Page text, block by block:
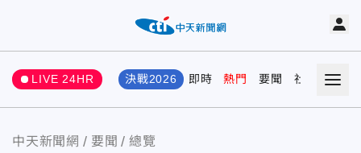
LIVE 24HR 決戰2026 即時 熱門 要聞 社會 娛樂
中天新聞網 要聞 總覽